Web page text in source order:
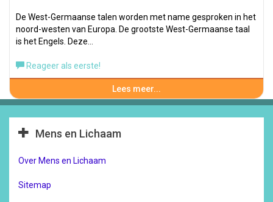
De West-Germaanse talen worden met name gesproken in het
noord-westen van Europa. De grootste West-Germaanse taal
is het Engels. Deze…
Reageer als eerste!
Lees meer...
Mens en Lichaam
Over Mens en Lichaam
Sitemap